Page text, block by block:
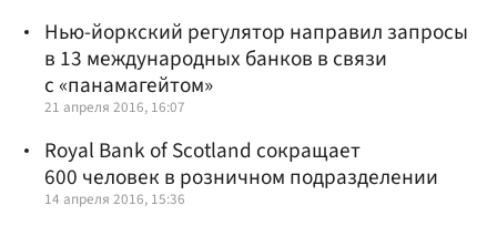
Нью-йоркский регулятор направил запросы
в 13 международных банков в связи
с «панамагейтом»
21 апреля 2016, 16:07
Royal Bank of Scotland сокращает
600 человек в розничном подразделении
14 апреля 2016, 15:36